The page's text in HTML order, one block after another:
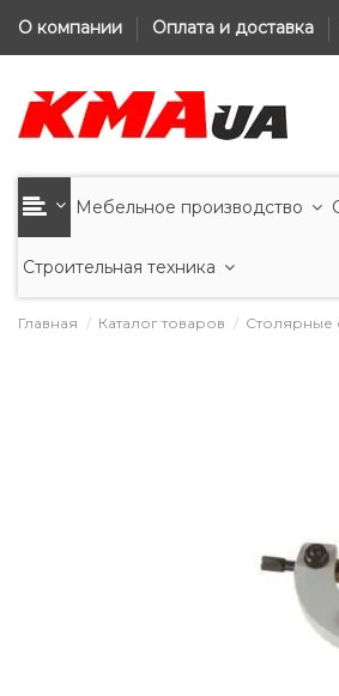
О компании Оплата и доставка
Мебельное производство
Строительная техника
Главная Каталог товаров Столярные